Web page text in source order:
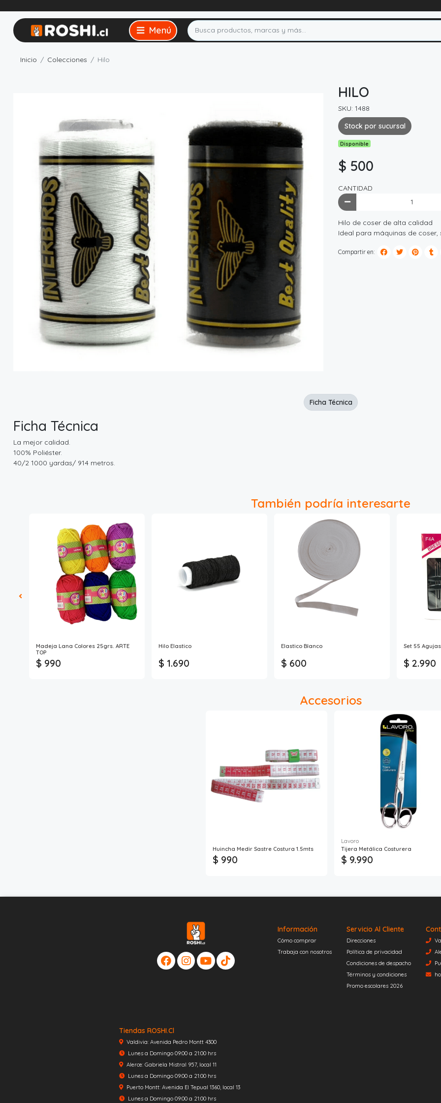
Inicio Colecciones Hilo
HILO
SKU: 1488
Stock por sucursal
Disponible
$ 500
CANTIDAD
Hilo de coser de alta calidad
Ideal para máquinas de
Compartir en:
Ficha Técnica
La mejor calidad.
100% Poliéster.
40/2 1000 yardas/ 914 metros.
Ficha Técnica
También podría interesarte
Madeja Lana Colores 25grs. ARTE
TOP
$ 990
Hilo Elastico
$ 1.690
Elastico Blanco
$ 600
Set 55
$ 2.990
Accesorios
Huincha Medir Sastre Costura 1.5mts
$ 990
Lavoro
Tijera Metálica Costurera
$ 9.990
Información
Cómo comprar
Trabaja con nosotros
Servicio Al Cliente
Direcciones
Política de privacidad
Condiciones de despacho
Términos y condiciones
Promo escolares 2026
Tiendas ROSHI.cl
Valdivia: Avenida Pedro Montt 4300
Lunes a Domingo 09:00 a 21:00 hrs
Alerce: Gabriela Mistral 957, local 11
Lunes a Domingo 09:00 a 21:00 hrs
Puerto Montt: Avenida El Tepual 1360, local 13
Lunes a Domingo 09:00 a 21:00 hrs